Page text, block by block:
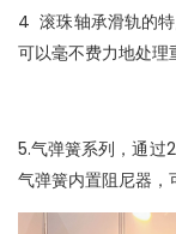
4 滚珠轴承滑轨的
可以毫不费力地处理
5.气弹簧系列，通过
气弹簧内置阻尼器，